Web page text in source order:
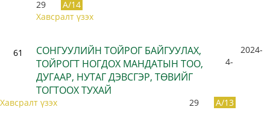
29
A/14
Хавсралт үзэх
61
СОНГУУЛИЙН ТОЙРОГ БАЙГУУЛАХ,
ТОЙРОГТ НОГДОХ МАНДАТЫН ТОО,
ДУГААР, НУТАГ ДЭВСГЭР, ТӨВИЙГ
ТОГТООХ ТУХАЙ
2024-
4-
29 A/13
Хавсралт үзэх